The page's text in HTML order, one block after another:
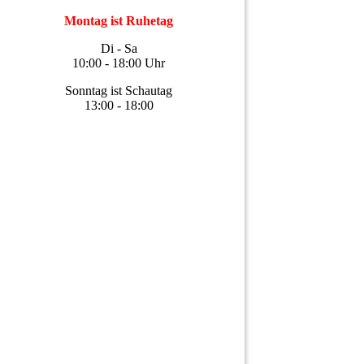
Montag ist Ruhetag
Di - Sa
10:00 - 18:00 Uhr
Sonntag ist Schautag
13:00 - 18:00